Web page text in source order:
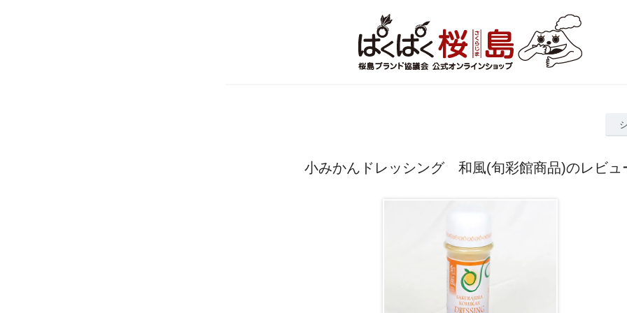
小みかんドレッシング 和風(旬彩館商品)のレビュ